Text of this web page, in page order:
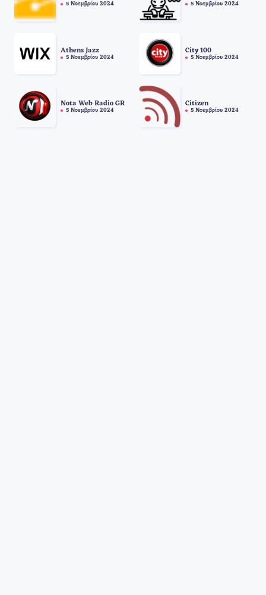
5 Νοεμβρίου 2024 5 Νοεμβρίου 2024
Athens Jazz
5 Νοεμβρίου 2024
City 100
5 Νοεμβρίου 2024
Nota Web Radio GR
5 Νοεμβρίου 2024
Citizen
5 Νοεμβρίου 2024